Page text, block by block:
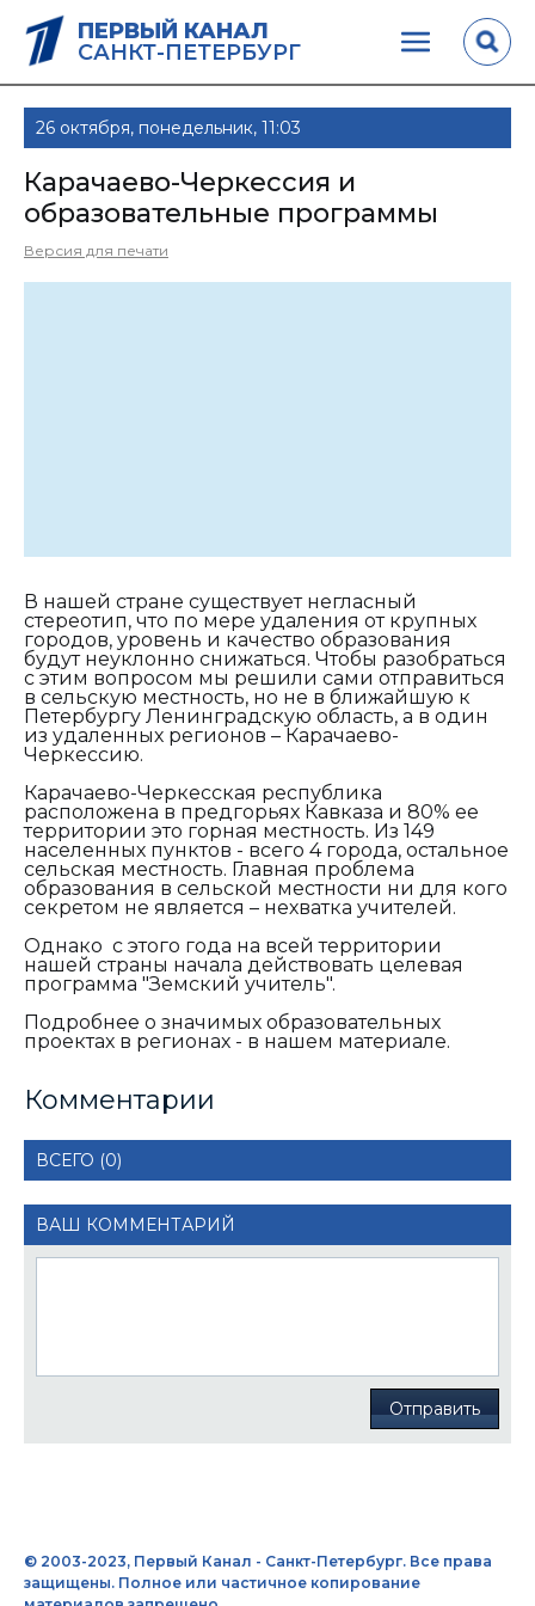
ПЕРВЫЙ КАНАЛ
САНКТ-ПЕТЕРБУРГ
26 октября, понедельник, 11:03
Карачаево-Черкессия и
образовательные программы
Версия для печати
В нашей стране существует негласный
стереотип, что по мере удаления от крупных
городов, уровень и качество образования
будут неуклонно снижаться. Чтобы разобраться
с этим вопросом мы решили сами отправиться
в сельскую местность, но не в ближайшую к
Петербургу Ленинградскую область, а в один
из удаленных регионов – Карачаево-
Черкессию.
Карачаево-Черкесская республика
расположена в предгорьях Кавказа и 80% ее
территории это горная местность. Из 149
населенных пунктов - всего 4 города, остальное
сельская местность. Главная проблема
образования в сельской местности ни для кого
секретом не является – нехватка учителей.
Однако с этого года на всей территории
нашей страны начала действовать целевая
программа "Земский учитель".
Подробнее о значимых образовательных
проектах в регионах - в нашем материале.
Комментарии
ВСЕГО (0)
ВАШ КОММЕНТАРИЙ
Отправить
© 2003-2023, Первый Канал - Санкт-Петербург. Все права
защищены. Полное или частичное копирование